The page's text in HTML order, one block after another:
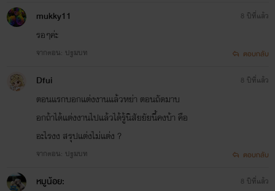
mukky11
รอๆค่ะ
จากตอน: ปฐมบท
8 ปีที่แล้ว
ตอบกลับ
Dfui
ตอนแรกบอกแต่งงานแล้วหย่า ตอนถัดมาบ
อกถ้าได้แต่งงานไปแล้วได้รู้นิสัยยัยนี้คงบ้า คือ
อะไรงง สรุปแต่งไม่แต่ง ?
จากตอน: ปฐมบท
8 ปีที่แล้ว
ตอบกลับ
หมูน้อย: 8 ปีที่แล้ว